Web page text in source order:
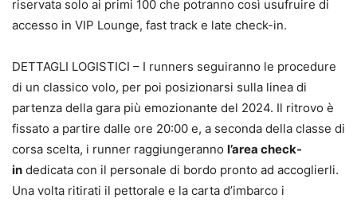
riservata solo ai primi 100 che potranno così usufruire di
accesso in VIP Lounge, fast track e late check-in.
DETTAGLI LOGISTICI – I runners seguiranno le procedure
di un classico volo, per poi posizionarsi sulla linea di
partenza della gara più emozionante del 2024. Il ritrovo è
fissato a partire dalle ore 20:00 e, a seconda della classe di
corsa scelta, i runner raggiungeranno l’area check-
in dedicata con il personale di bordo pronto ad accoglierli.
Una volta ritirati il pettorale e la carta d’imbarco i